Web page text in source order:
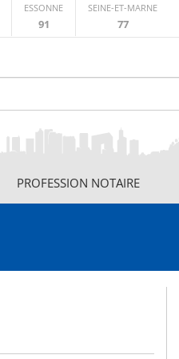
ESSONNE
91
SEINE-ET-MARNE
77
PROFESSION NOTAIRE